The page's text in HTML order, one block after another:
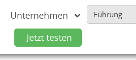
Unternehmen
Jetzt testen